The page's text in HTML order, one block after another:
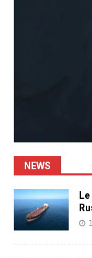
NEWS